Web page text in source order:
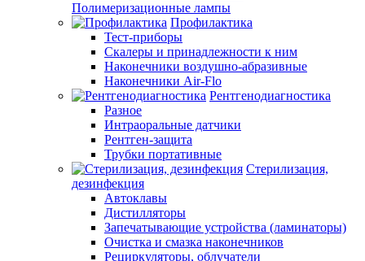
Полимеризационные лампы
Профилактика
Тест-приборы
Скалеры и принадлежности к ним
Наконечники воздушно-абразивные
Наконечники Air-Flo
Рентгенодиагностика
Разное
Интраоральные датчики
Рентген-защита
Трубки портативные
Стерилизация,
дезинфекция
Автоклавы
Дистилляторы
Запечатывающие устройства (ламинаторы)
Очистка и смазка наконечников
Рециркуляторы, облучатели